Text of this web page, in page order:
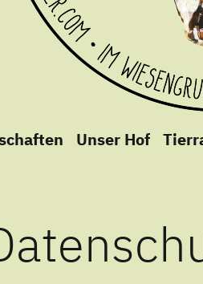
artgerechte Tierhaltung
Unser Hof